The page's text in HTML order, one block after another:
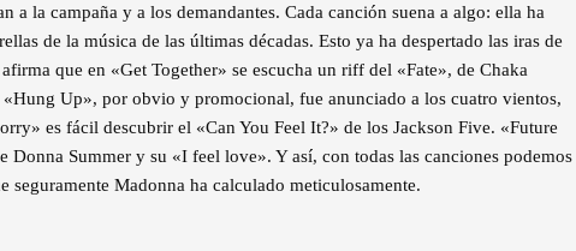
a la campaña y a los demandantes. Cada canción suena a algo: ella ha
de la música de las últimas décadas. Esto ya ha despertado las iras de
que en «Get Together» se escucha un riff del «Fate», de Chaka
Up», por obvio y promocional, fue anunciado a los cuatro vientos,
es fácil descubrir el «Can You Feel It?» de los Jackson Five. «Future
Donna Summer y su «I feel love». Y así, con todas las canciones podemos
seguramente Madonna ha calculado meticulosamente.